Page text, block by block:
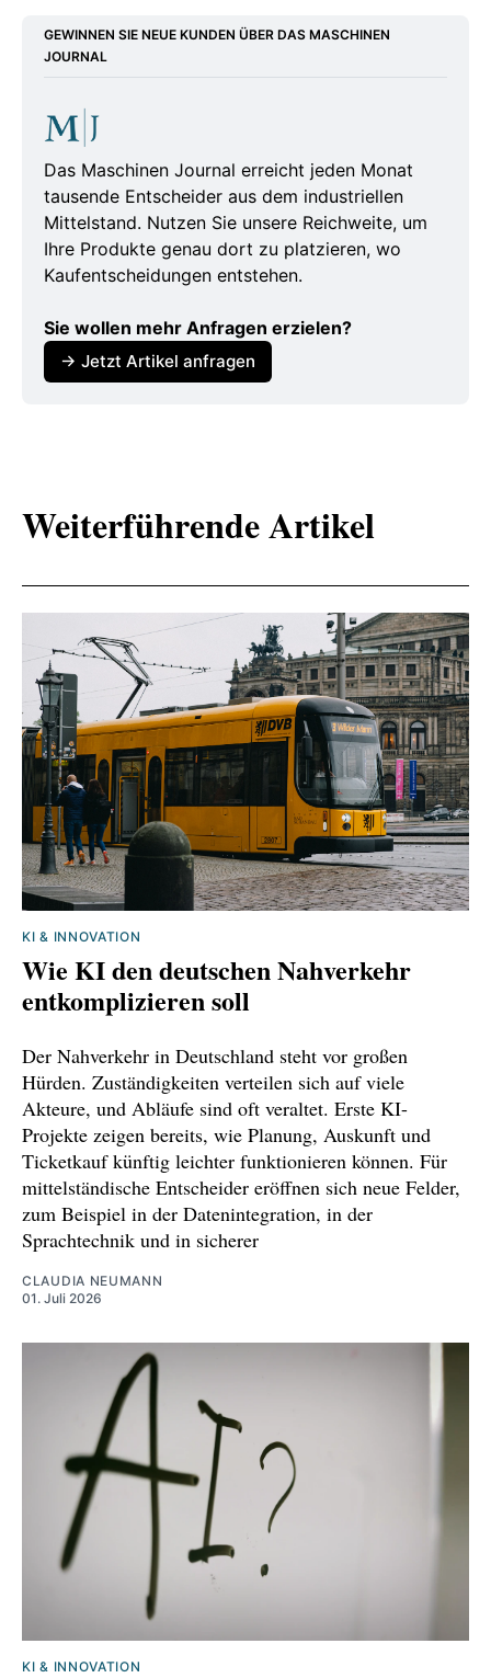
https://www.iis.fraunhofer.de/de/muv/2025/agri
https://www.agritechnica.com/de/besuchen/tic
https://www.hannover.de/Veranstaltungskalend
er/Messen-Kongresse/Agritechnica-2025
GEWINNEN SIE NEUE KUNDEN ÜBER DAS MASCHINEN
JOURNAL
Das Maschinen Journal erreicht jeden Monat
tausende Entscheider aus dem industriellen
Mittelstand. Nutzen Sie unsere Reichweite, um
Ihre Produkte genau dort zu platzieren, wo
Kaufentscheidungen entstehen.
Sie wollen mehr Anfragen erzielen?
→ Jetzt Artikel anfragen
Weiterführende Artikel
KI & INNOVATION
Wie KI den deutschen Nahverkehr
entkomplizieren soll
Der Nahverkehr in Deutschland steht vor großen
Hürden. Zuständigkeiten verteilen sich auf viele
Akteure, und Abläufe sind oft veraltet. Erste KI-
Projekte zeigen bereits, wie Planung, Auskunft und
Ticketkauf künftig leichter funktionieren können. Für
mittelständische Entscheider eröffnen sich neue Felder,
zum Beispiel in der Datenintegration, in der
Sprachtechnik und in sicherer
CLAUDIA NEUMANN
01. Juli 2026
KI & INNOVATION